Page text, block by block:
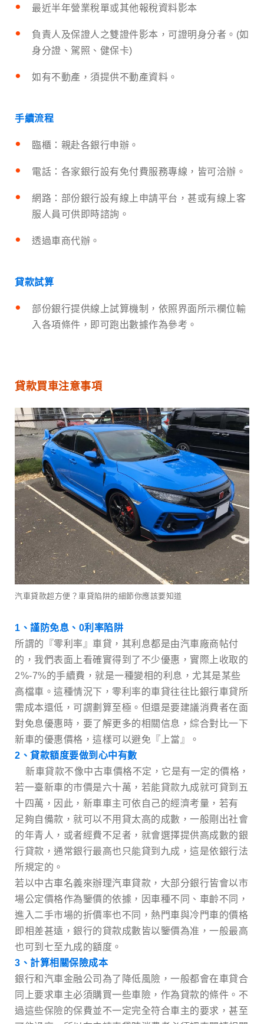
最近半年營業稅單或其他報稅資料影本
負責人及保證人之雙證件影本，可證明身分者。(如
身分證、駕照、健保卡)
如有不動產，須提供不動產資料。
手續流程
臨櫃：親赴各銀行申辦。
電話：各家銀行設有免付費服務專線，皆可洽辦。
網路：部份銀行設有線上申請平台，甚或有線上客
服人員可供即時諮詢。
透過車商代辦。
貸款試算
部份銀行提供線上試算機制，依照界面所示欄位輸
入各項條件，即可跑出數據作為參考。
貸款買車注意事項
汽車貸款超方便？車貸陷阱的細節你應該要知道
1、謹防免息、0利率陷阱
所謂的『零利率』車貸，其利息都是由汽車廠商帖付
的，我們表面上看確實得到了不少優惠，實際上收取的
2%-7%的手續費，就是一種變相的利息，尤其是某些
高檔車。這種情況下，零利率的車貸往往比銀行車貸所
需成本還低，可謂劃算至極。但還是要建議消費者在面
對免息優惠時，要了解更多的相關信息，綜合對比一下
新車的優惠價格，這樣可以避免『上當』。
2、貸款額度要做到心中有數
新車貸款不像中古車價格不定，它是有一定的價格，
若一臺新車的市價是六十萬，若能貸款九成就可貸到五
十四萬，因此，新車車主可依自己的經濟考量，若有
足夠自備款，就可以不用貸太高的成數，一般剛出社會
的年青人，或者經費不足者，就會選擇提供高成數的銀
行貸款，通常銀行最高也只能貸到九成，這是依銀行法
所規定的。
若以中古車名義來辦理汽車貸款，大部分銀行皆會以市
場公定價格作為鑒價的依據，因車種不同、車齡不同，
進入二手市場的折價率也不同，熱門車與冷門車的價格
即相差甚遠，銀行的貸款成數皆以鑒價為准，一般最高
也可到七至九成的額度。
3、計算相關保險成本
銀行和汽車金融公司為了降低風險，一般都會在車貸合
同上要求車主必須購買一些車險，作為貸款的條件。不
過這些保險的保費並不一定完全符合車主的要求，甚至